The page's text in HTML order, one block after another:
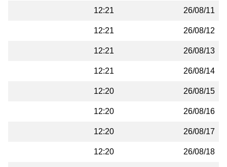
26/08/11
12:21
26/08/12
12:21
26/08/13
12:21
26/08/14
12:21
26/08/15
12:20
26/08/16
12:20
26/08/17
12:20
26/08/18
12:20